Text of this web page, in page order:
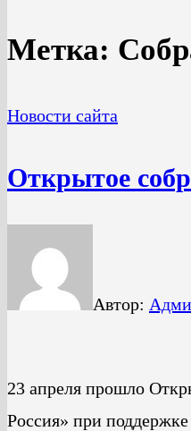
Метка:
Новости сайта
Открытое
Автор:
23 апреля прошло
Россия» при поддержке